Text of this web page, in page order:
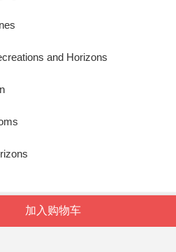
and Horizons
加入购物车